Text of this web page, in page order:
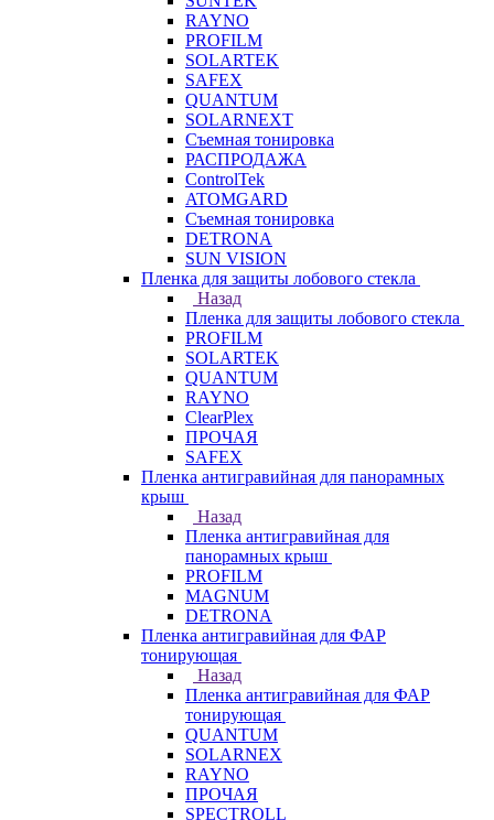
RAYNO
PROFILM
SOLARTEK
SAFEX
QUANTUM
SOLARNEXT
Съемная тонировка
РАСПРОДАЖА
ControlTek
ATOMGARD
Съемная тонировка
DETRONA
SUN VISION
Пленка для защиты лобового стекла
Назад
Пленка для защиты лобового стекла
PROFILM
SOLARTEK
QUANTUM
RAYNO
ClearPlex
ПРОЧАЯ
SAFEX
Пленка антигравийная для панорамных
крыш
Назад
Пленка антигравийная для
панорамных крыш
PROFILM
MAGNUM
DETRONA
Пленка антигравийная для ФАР
тонирующая
Назад
Пленка антигравийная для ФАР
тонирующая
QUANTUM
SOLARNEX
RAYNO
ПРОЧАЯ
SPECTROLL